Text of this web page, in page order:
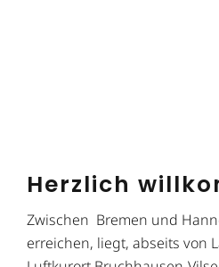
Herzlich
Zwi­schen Bre­men und
er­rei­chen, liegt, abseits von